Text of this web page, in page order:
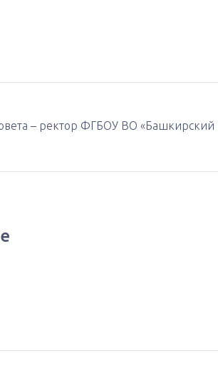
– ректор ФГБОУ ВО «Башкирский